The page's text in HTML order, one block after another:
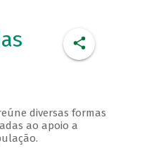
diversas formas
ao apoio a